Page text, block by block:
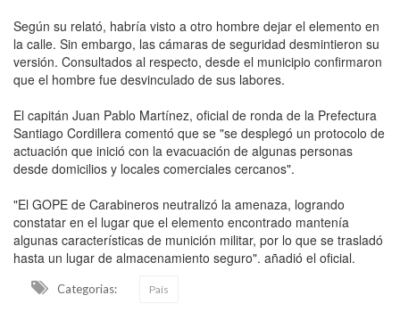
Según su relató, habría visto a otro hombre dejar el elemento en
la calle. Sin embargo, las cámaras de seguridad desmintieron su
versión. Consultados al respecto, desde el municipio confirmaron
que el hombre fue desvinculado de sus labores.
El capitán Juan Pablo Martínez, oficial de ronda de la Prefectura
Santiago Cordillera comentó que se "se desplegó un protocolo de
actuación que inició con la evacuación de algunas personas
desde domicilios y locales comerciales cercanos".
"El GOPE de Carabineros neutralizó la amenaza, logrando
constatar en el lugar que el elemento encontrado mantenía
algunas características de munición militar, por lo que se trasladó
hasta un lugar de almacenamiento seguro". añadió el oficial.
Categorias: País